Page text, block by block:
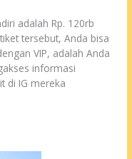
adalah Rp. 120rb
tersebut, Anda bisa
VIP, adalah Anda
informasi
di IG mereka